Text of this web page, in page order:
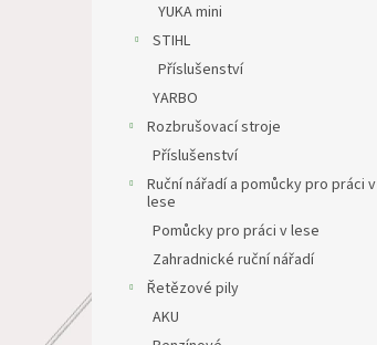
YUKA mini
STIHL
Příslušenství
YARBO
Rozbrušovací stroje
Příslušenství
Ruční nářadí a pomůcky pro práci v
lese
Pomůcky pro práci v lese
Zahradnické ruční nářadí
Řetězové pily
AKU